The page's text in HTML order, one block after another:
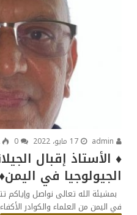
17 مايو، 2022
♦️ الأستاذ إقبال
الجيولوجيا في
بمشيئة الله تعالى نواصل وإياكم
في اليمن من العلماء والكوادر